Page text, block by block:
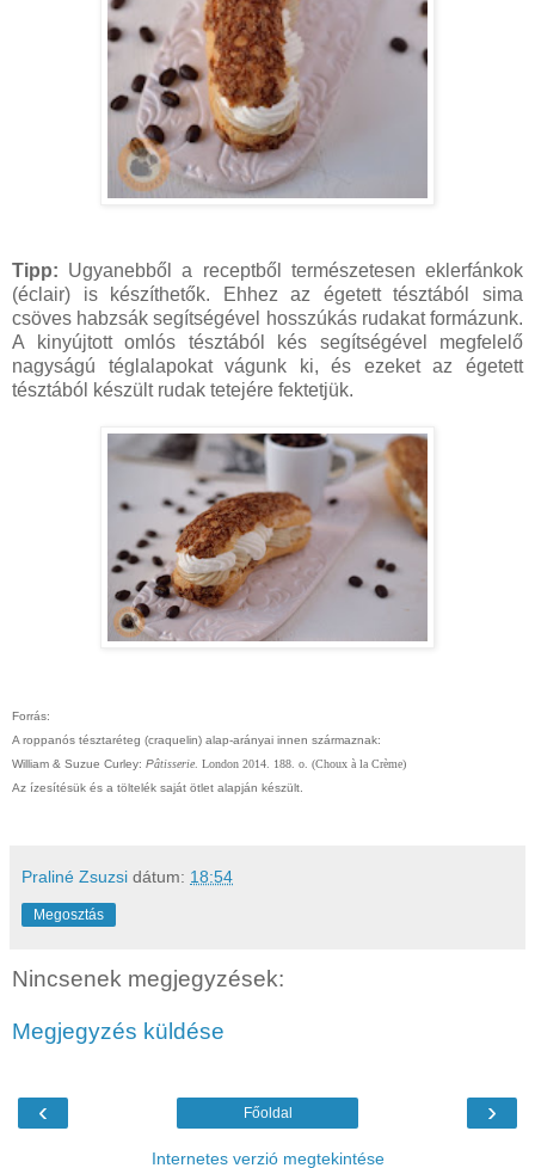
Tipp: Ugyanebből a receptből természetesen eklerfánkok
(éclair) is készíthetők. Ehhez az égetett tésztából sima
csöves habzsák segítségével hosszúkás rudakat formázunk.
A kinyújtott omlós tésztából kés segítségével megfelelő
nagyságú téglalapokat vágunk ki, és ezeket az égetett
tésztából készült rudak tetejére fektetjük.
Forrás:
A roppanós tésztaréteg (craquelin) alap-arányai innen származnak:
William & Suzue Curley: Pâtisserie. London 2014. 188. o. (Choux à la Crème)
Az ízesítésük és a töltelék saját ötlet alapján készült.
Praliné Zsuzsi dátum: 18:54
Megosztás
Nincsenek megjegyzések:
Megjegyzés küldése
‹ ›
Főoldal
Internetes verzió megtekintése